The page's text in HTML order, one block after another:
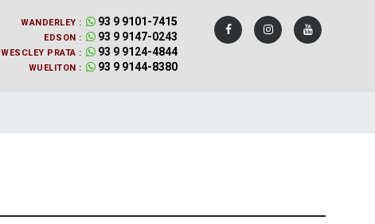
WANDERLEY : 93 9 9101-7415
EDSON : 93 9 9147-0243
WESCLEY PRATA : 93 9 9124-4844
WUELITON : 93 9 9144-8380